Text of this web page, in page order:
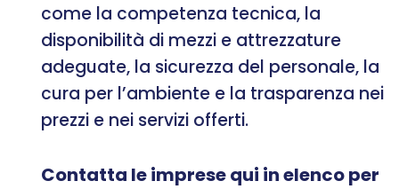
come la competenza tecnica, la
disponibilità di mezzi e attrezzature
adeguate, la sicurezza del personale, la
cura per l’ambiente e la trasparenza nei
prezzi e nei servizi offerti.
Contatta le imprese qui in elenco per